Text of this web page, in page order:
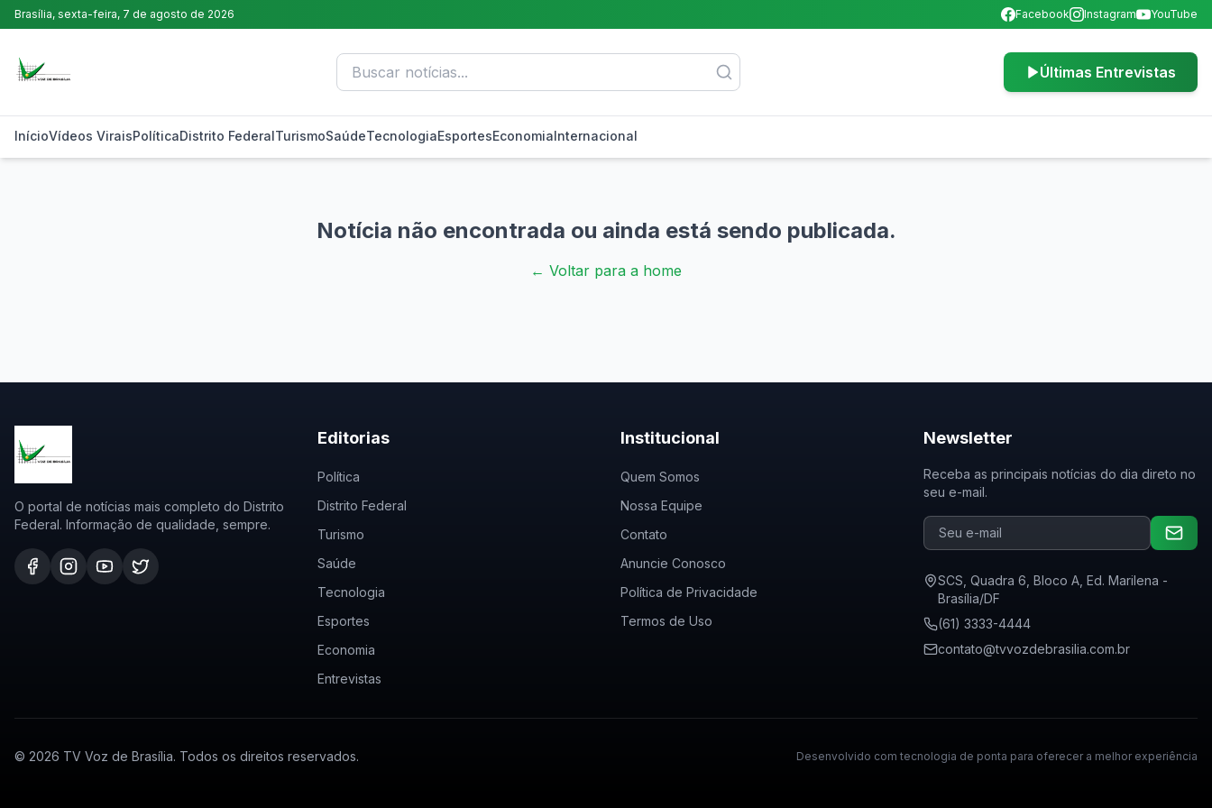
Brasília, sexta-feira, 7 de agosto de 2026 Facebook Instagram YouTube
Últimas Entrevistas
InícioVídeos ViraisPolíticaDistrito FederalTurismoSaúdeTecnologiaEsportesEconomiaInternacional
Notícia não encontrada ou ainda está sendo publicada.
← Voltar para a home
O portal de notícias mais completo do Distrito
Federal. Informação de qualidade, sempre.
Editorias
Política
Distrito Federal
Turismo
Saúde
Tecnologia
Esportes
Economia
Entrevistas
Institucional
Quem Somos
Nossa Equipe
Contato
Anuncie Conosco
Política de Privacidade
Termos de Uso
Newsletter
Receba as principais notícias do dia direto no
seu e-mail.
SCS, Quadra 6, Bloco A, Ed. Marilena -
Brasília/DF
(61) 3333-4444
contato@tvvozdebrasilia.com.br
© 2026 TV Voz de Brasília. Todos os direitos reservados. Desenvolvido com tecnologia de ponta para oferecer a melhor experiência